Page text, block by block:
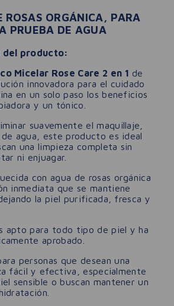
ROSAS ORGÁNICA, PARA
PRUEBA DE AGUA
del producto:
Micelar Rose Care 2 en 1 de
innovadora para el cuidado
en un solo paso los beneficios
y un tónico.
suavemente el maquillaje,
agua, este producto es ideal
una limpieza completa sin
ni enjuagar.
con agua de rosas orgánica
inmediata que se mantiene
la piel purificada, fresca y
apto para todo tipo de piel y ha
aprobado.
personas que desean una
fácil y efectiva, especialmente
sensible o buscan mantener un